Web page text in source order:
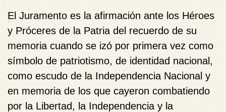
El Juramento es la afirmación ante los Héroes
y Próceres de la Patria del recuerdo de su
memoria cuando se izó por primera vez como
símbolo de patriotismo, de identidad nacional,
como escudo de la Independencia Nacional y
en memoria de los que cayeron combatiendo
por la Libertad, la Independencia y la